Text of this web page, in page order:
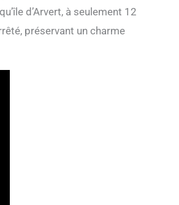
d’Arvert, à seulement 12
préservant un charme